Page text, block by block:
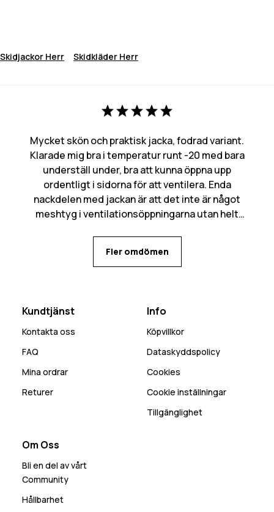
Skidjackor Herr Skidkläder Herr
Mycket skön och praktisk jacka, fodrad variant.
Klarade mig bra i temperatur runt -20 med bara
underställ under, bra att kunna öppna upp
ordentligt i sidorna för att ventilera. Enda
nackdelen med jackan är att det inte är något
meshtyg i ventilationsöppningarna utan helt
alternativ för mobilen beroende på behov.
Fler omdömen
Kundtjänst
Kontakta oss
FAQ
Mina ordrar
Returer
Info
Köpvillkor
Dataskyddspolicy
Cookies
Cookie inställningar
Tillgänglighet
Om Oss
Bli en del av vårt
Community
Hållbarhet